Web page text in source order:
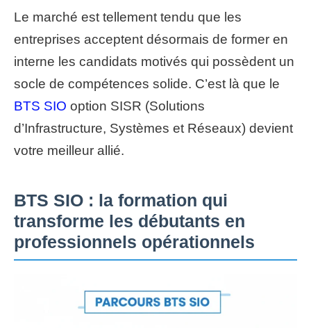
Le marché est tellement tendu que les
entreprises acceptent désormais de former en
interne les candidats motivés qui possèdent un
socle de compétences solide. C’est là que le
BTS SIO option SISR (Solutions
d’Infrastructure, Systèmes et Réseaux) devient
votre meilleur allié.
BTS SIO : la formation qui
transforme les débutants en
professionnels opérationnels